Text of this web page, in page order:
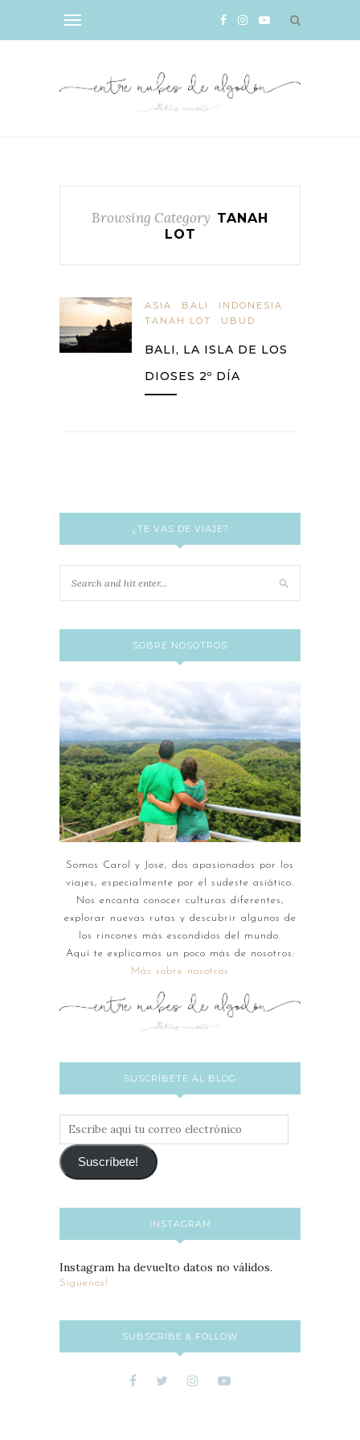
Browsing Category TANAH
LOT
ASIA BALI
INDONESIA
TANAH LOT
UBUD
BALI, LA ISLA DE LOS
DIOSES 2º DÍA
¿TE VAS DE VIAJE?
SOBRE NOSOTROS
Somos Carol y Jose, dos apasionados por los
viajes, especialmente por el sudeste asiático.
Nos encanta conocer culturas diferentes,
explorar nuevas rutas y descubrir algunos de
los rincones más escondidos del mundo.
Aquí te explicamos un poco más de nosotros:
Más sobre nosotros
SUSCRÍBETE AL BLOG
tu
correo
Suscríbete!
INSTAGRAM
Instagram ha devuelto datos no válidos.
Síguenos!
SUBSCRIBE & FOLLOW